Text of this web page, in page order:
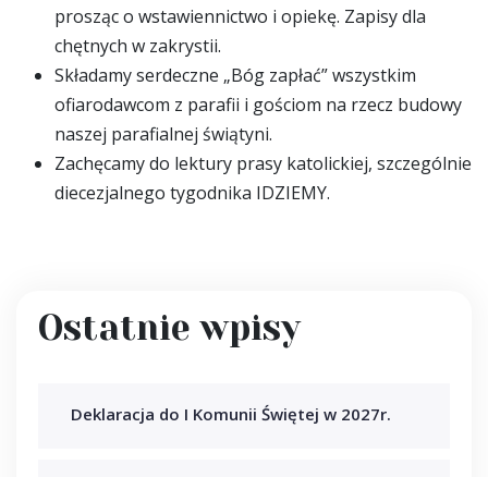
prosząc o wstawiennictwo i opiekę. Zapisy dla
chętnych w zakrystii.
Składamy serdeczne „Bóg zapłać” wszystkim
ofiarodawcom z parafii i gościom na rzecz budowy
naszej parafialnej świątyni.
Zachęcamy do lektury prasy katolickiej, szczególnie
diecezjalnego tygodnika IDZIEMY.
Ostatnie wpisy
Deklaracja do I Komunii Świętej w 2027r.